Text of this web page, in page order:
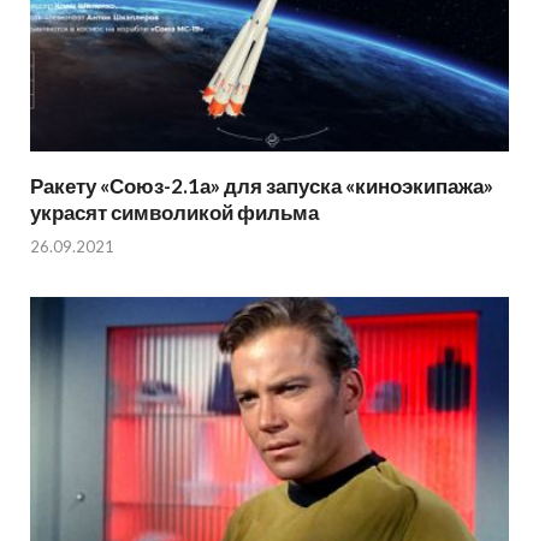
Ракету «Союз-2.1а» для запуска «киноэкипажа»
украсят символикой фильма
26.09.2021